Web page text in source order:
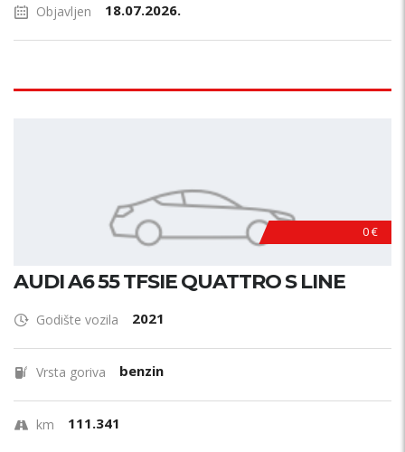
Objavljen 18.07.2026.
0 €
AUDI A6 55 TFSIE QUATTRO S LINE
Godište vozila 2021
Vrsta goriva benzin
km 111.341